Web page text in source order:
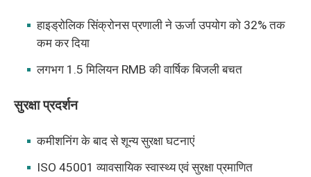
हाइड्रोलिक सिंक्रोनस प्रणाली ने ऊर्जा उपयोग को 32% तक
कम कर दिया
लगभग 1.5 मिलियन RMB की वार्षिक बिजली बचत
सुरक्षा प्रदर्शन
कमीशनिंग के बाद से शून्य सुरक्षा घटनाएं
ISO 45001 व्यावसायिक स्वास्थ्य एवं सुरक्षा प्रमाणित